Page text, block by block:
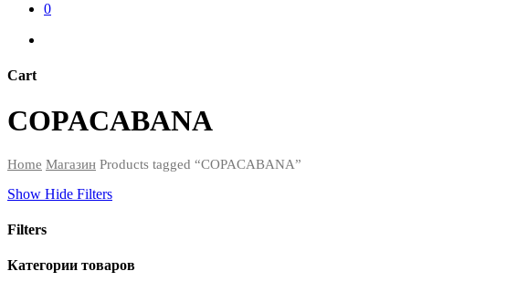
0
Cart
Close
Cart
COPACABANA
Home Магазин Products tagged “COPACABANA”
Show Hide Filters
Filters
Close
Категории товаров